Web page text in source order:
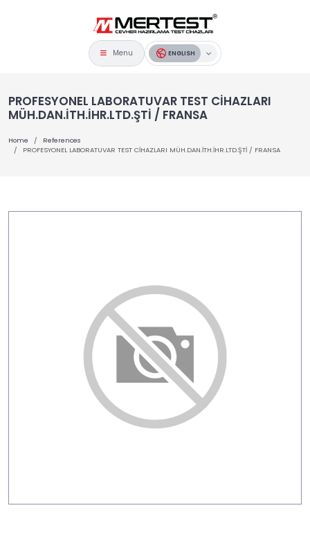
Menu ENGLISH
PROFESYONEL LABORATUVAR TEST CİHAZLARI
MÜH.DAN.İTH.İHR.LTD.ŞTİ / FRANSA
Home
References
PROFESYONEL LABORATUVAR TEST CİHAZLARI MÜH.DAN.İTH.İHR.LTD.ŞTİ / FRANSA